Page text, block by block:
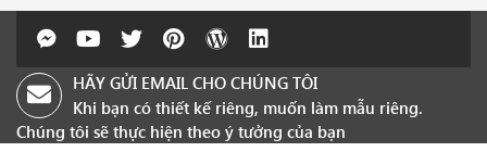
HÃY GỬI EMAIL CHO CHÚNG TÔI
Khi bạn có thiết kế riêng, muốn làm mẫu riêng.
Chúng tôi sẽ thực hiện theo ý tưởng của bạn